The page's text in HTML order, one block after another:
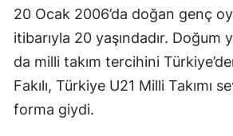
20 Ocak 2006’da doğan genç
itibarıyla 20 yaşındadır. Doğum
da milli takım tercihini
Fakılı, Türkiye U21 Milli Takımı
forma giydi.